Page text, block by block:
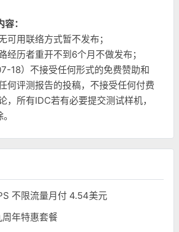
：
可用联络方式暂不发布；
经历者重开不到6个月不做发布；
18）不接受任何形式的免费赞助和
何评测报告的投稿，不接受任何付费
，所有IDC若有必要提交测试样机，
不限流量月付 4.54美元
年特惠套餐